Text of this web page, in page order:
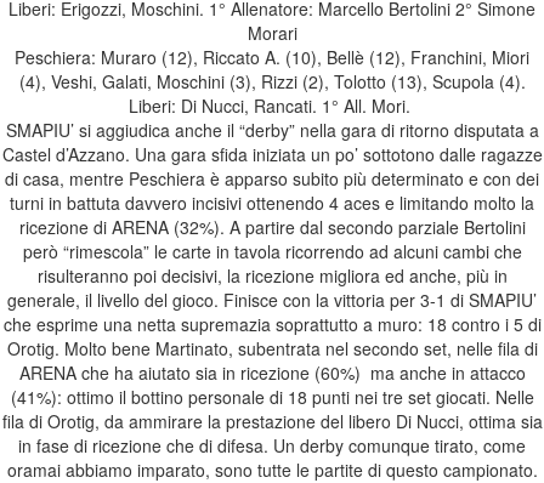
Liberi: Erigozzi, Moschini. 1° Allenatore: Marcello Bertolini 2° Simone
Morari
Peschiera: Muraro (12), Riccato A. (10), Bellè (12), Franchini, Miori
(4), Veshi, Galati, Moschini (3), Rizzi (2), Tolotto (13), Scupola (4).
Liberi: Di Nucci, Rancati. 1° All. Mori.
SMAPIU’ si aggiudica anche il “derby” nella gara di ritorno disputata a
Castel d’Azzano. Una gara sfida iniziata un po’ sottotono dalle ragazze
di casa, mentre Peschiera è apparso subito più determinato e con dei
turni in battuta davvero incisivi ottenendo 4 aces e limitando molto la
ricezione di ARENA (32%). A partire dal secondo parziale Bertolini
però “rimescola” le carte in tavola ricorrendo ad alcuni cambi che
risulteranno poi decisivi, la ricezione migliora ed anche, più in
generale, il livello del gioco. Finisce con la vittoria per 3-1 di SMAPIU’
che esprime una netta supremazia soprattutto a muro: 18 contro i 5 di
Orotig. Molto bene Martinato, subentrata nel secondo set, nelle fila di
ARENA che ha aiutato sia in ricezione (60%) ma anche in attacco
(41%): ottimo il bottino personale di 18 punti nei tre set giocati. Nelle
fila di Orotig, da ammirare la prestazione del libero Di Nucci, ottima sia
in fase di ricezione che di difesa. Un derby comunque tirato, come
oramai abbiamo imparato, sono tutte le partite di questo campionato.